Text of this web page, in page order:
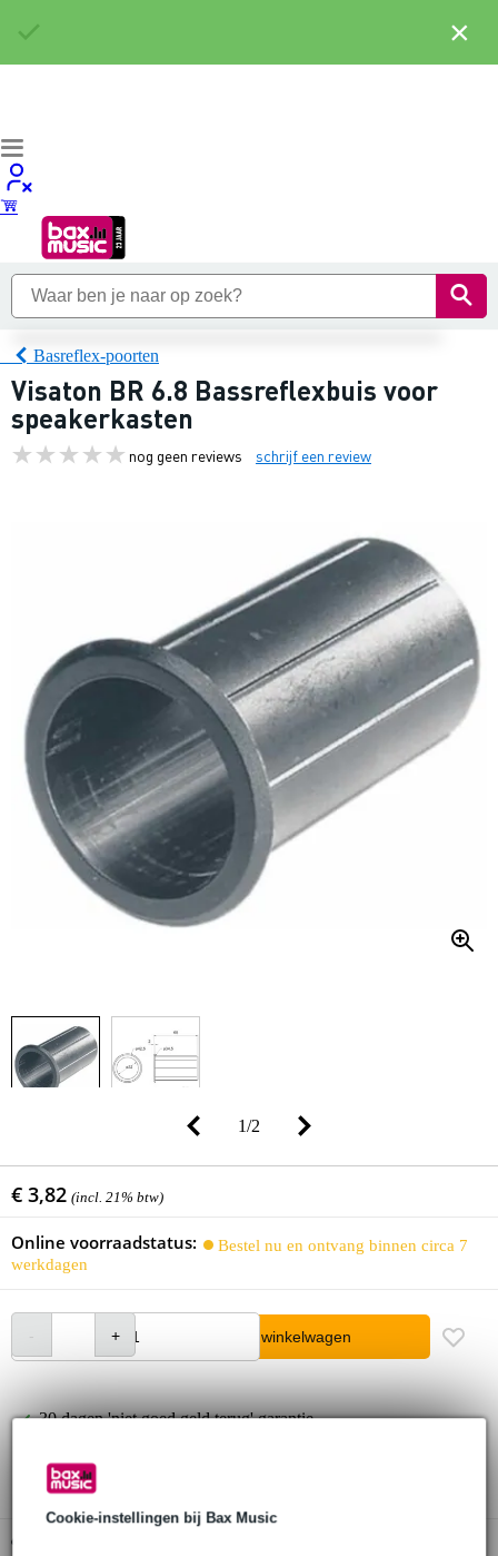
Cookie-instellingen bij Bax Music
Basreflex-poorten
Visaton BR 6.8 Bassreflexbuis voor
speakerkasten
nog geen reviews schrijf een review
1/2
€ 3,82 (incl. 21% btw)
Online voorraadstatus:
Bestel nu en ontvang binnen circa 7
werkdagen
In winkelwagen
30 dagen 'niet goed geld terug' garantie
×